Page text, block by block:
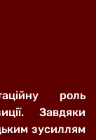
роль
Завдяки
зусиллям